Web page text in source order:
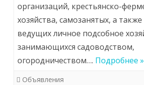
организаций, крестьянско-
хозяйства, самозанятых, а
ведущих личное подсобное
занимающихся садоводством,
огородничеством…. Подробнее »
Объявления